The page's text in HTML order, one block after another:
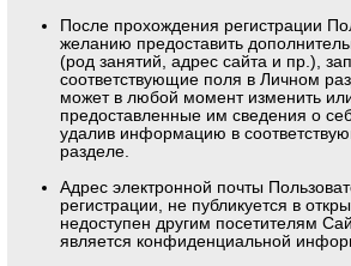
После прохождения регистрации
желанию предоставить
(род занятий, адрес сайта и пр.),
соответствующие поля в Личном
может в любой момент изменить
предоставленные им сведения о
удалив информацию в
разделе.
Адрес электронной почты
регистрации, не публикуется в
недоступен другим посетителям
является конфиденциальной